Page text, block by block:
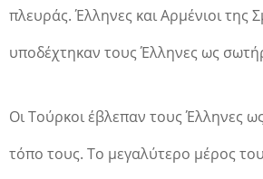
πλευράς. Έλληνες και Αρμένιοι της
υποδέχτηκαν τους Έλληνες ως
Οι Τούρκοι έβλεπαν τους Έλληνες
τόπο τους. Το μεγαλύτερο μέρος